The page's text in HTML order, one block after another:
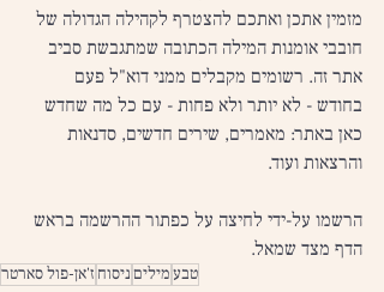
מזמין אתכן ואתכם להצטרף לקהילה הגדולה של
חובבי אומנות המילה הכתובה שמתגבשת סביב
אתר זה. רשומים מקבלים ממני דוא"ל פעם
בחודש - לא יותר ולא פחות - עם כל מה שחדש
כאן באתר: מאמרים, שירים חדשים, סדנאות
והרצאות ועוד.
הרשמו על-ידי לחיצה על כפתור ההרשמה בראש
הדף מצד שמאל.
טבעמיליםניסוח ז'אן-פול סארטר